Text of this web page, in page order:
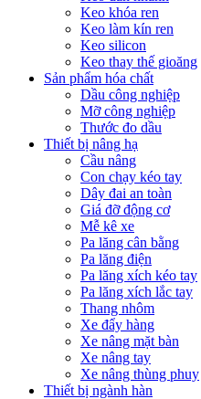
Keo khóa ren
Keo làm kín ren
Keo silicon
Keo thay thế gioăng
Sản phẩm hóa chất
Dầu công nghiệp
Mỡ công nghiệp
Thước đo dầu
Thiết bị nâng hạ
Cầu nâng
Con chạy kéo tay
Dây đai an toàn
Giá đỡ động cơ
Mễ kê xe
Pa lăng cân bằng
Pa lăng điện
Pa lăng xích kéo tay
Pa lăng xích lắc tay
Thang nhôm
Xe đẩy hàng
Xe nâng mặt bàn
Xe nâng tay
Xe nâng thùng phuy
Thiết bị ngành hàn